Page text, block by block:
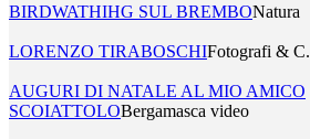
BIRDWATHIHG SUL BREMBONatura
LORENZO TIRABOSCHIFotografi & C.
AUGURI DI NATALE AL MIO AMICO
SCOIATTOLOBergamasca video